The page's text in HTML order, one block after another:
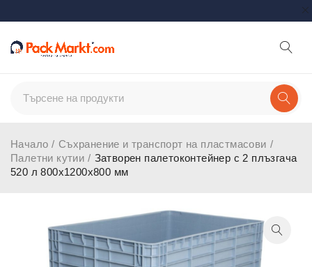
Начало / Съхранение и транспорт на пластмасови /
Палетни кутии / Затворен палетоконтейнер с 2 плъзгача
520 л 800x1200x800 мм